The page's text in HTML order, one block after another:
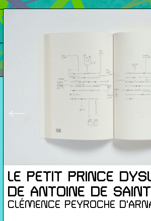
LE PETIT PRINCE
DE ANTOINE DE
CLÉMENCE PEYROCHE
Saisons
Carte de membres
S'inscrire à la Newsletter
Mentions légales
Politique de confidentialité
Conditions générales de ventes
Gérer les cookies